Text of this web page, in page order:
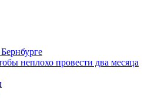
неплохо провести два месяца